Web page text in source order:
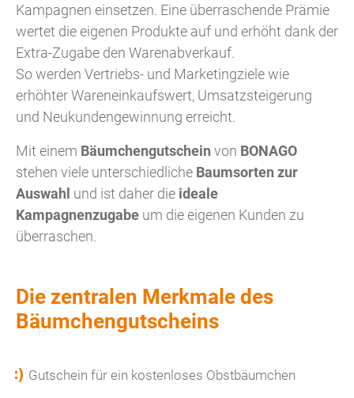
Kampagnen einsetzen. Eine überraschende Prämie
wertet die eigenen Produkte auf und erhöht dank der
Extra-Zugabe den Warenabverkauf.
So werden Vertriebs- und Marketingziele wie
erhöhter Wareneinkaufswert, Umsatzsteigerung
und Neukundengewinnung erreicht.
Mit einem Bäumchengutschein von BONAGO
stehen viele unterschiedliche Baumsorten zur
Auswahl und ist daher die ideale
Kampagnenzugabe um die eigenen Kunden zu
überraschen.
Die zentralen Merkmale des
Bäumchengutscheins
Gutschein für ein kostenloses Obstbäumchen